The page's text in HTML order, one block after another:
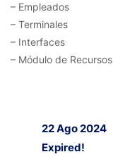
– Empleados
– Terminales
– Interfaces
– Módulo de
22 Ago 2024
Expired!